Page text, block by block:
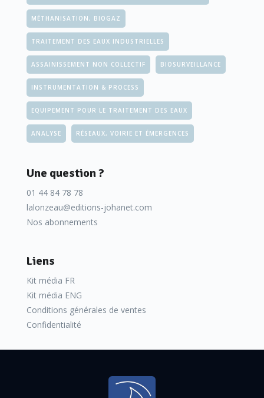
MÉTHANISATION, BIOGAZ
TRAITEMENT DES EAUX INDUSTRIELLES
ASSAINISSEMENT NON COLLECTIF BIOSURVEILLANCE
INSTRUMENTATION & PROCESS
EQUIPEMENT POUR LE TRAITEMENT DES EAUX
ANALYSE RÉSEAUX, VOIRIE ET ÉMERGENCES
Une question ?
01 44 84 78 78
lalonzeau@editions-johanet.com
Nos abonnements
Liens
Kit média FR
Kit média ENG
Conditions générales de ventes
Confidentialité